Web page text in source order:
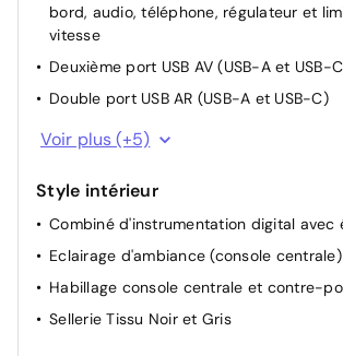
Liseuses AV et AR
de courtoisie éclairé
Plancher de coffre modulable
Porte-gobelets AV (x2)
Prise 12 V AV
Repose-genoux en TEP (Tissu Enduit)
Rétroviseurs extérieurs rabattables
Rétroviseurs extérieurs réglables
bord, audio, téléphone, régulateur et
vitesse
Deuxième port USB AV (USB-A et USB-
Double port USB AR (USB-A et USB-C)
Nissan Connect Services
Port USB AV (USB-A)
Radio numérique DAB
Système audio radio 6 HP
Voir plus (+5)
Style intérieur
Combiné d'instrumentation digital avec
Eclairage d'ambiance (console centrale)
Habillage console centrale et contre-
Sellerie Tissu Noir et Gris